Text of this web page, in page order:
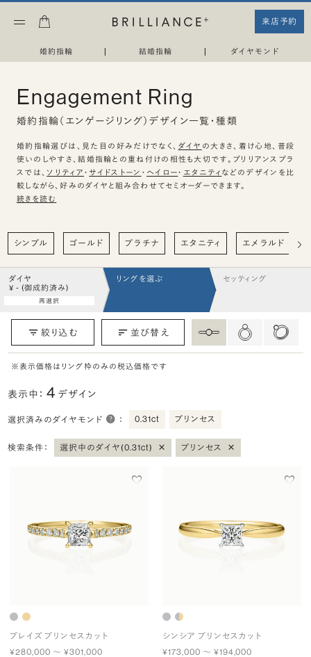
来店予約
婚約指輪 | 結婚指輪 | ダイヤモンド
Engagement Ring
婚約指輪（エンゲージリング）デザイン一覧・種類
婚約指輪選びは、見た目の好みだけでなく、 ダイヤ の大きさ、着け心地、普段
使いのしやすさ、結婚指輪との重ね付けの相性も大切です。ブリリアンスプラ
スでは、 ソリティア ・ サイドストーン ・ ヘイロー・ エタニティ などのデザインを比
較しながら、好みのダイヤと組み合わせてセミオーダーできます。
続きを読む
シンプル ゴールド プラチナ エタニティ エメラルド
ダイヤ
¥ - (御成約済み)
再選択
リングを選ぶ セッティング
絞り込む 並び替え
※表示価格はリング枠のみの税込価格です
表示中：4 デザイン
選択済みのダイヤモンド ： 0.31ct プリンセス
検索条件： 選択中のダイヤ(0.31ct) × プリンセス ×
プレイズ プリンセスカット
¥280,000 〜 ¥301,000
シンシア プリンセスカット
¥173,000 〜 ¥194,000